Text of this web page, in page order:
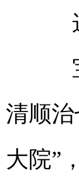
这
宝
清顺
大院”